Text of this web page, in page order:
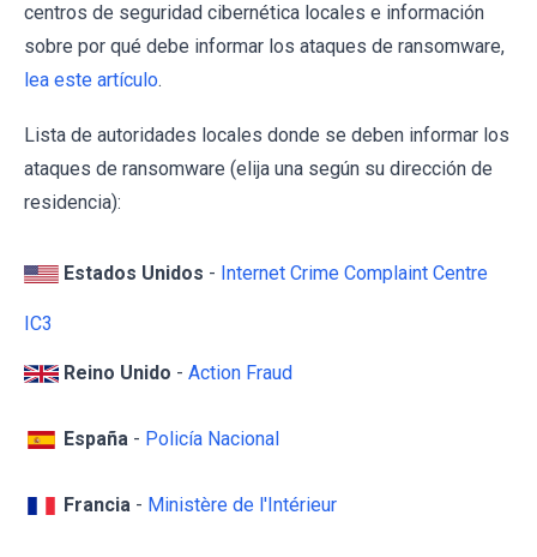
centros de seguridad cibernética locales e información
sobre por qué debe informar los ataques de ransomware,
lea este artículo.
Lista de autoridades locales donde se deben informar los
ataques de ransomware (elija una según su dirección de
residencia):
Estados Unidos - Internet Crime Complaint Centre
IC3
Reino Unido - Action Fraud
España - Policía Nacional
Francia - Ministère de l'Intérieur